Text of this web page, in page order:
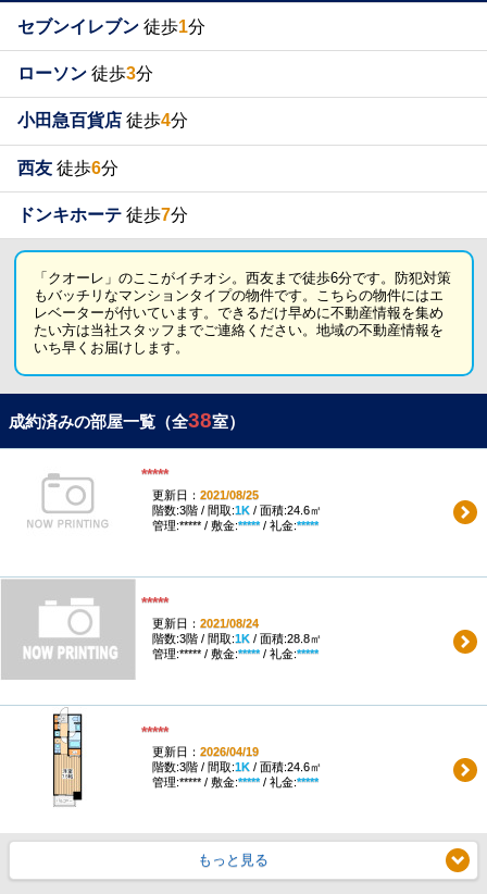
セブンイレブン 徒歩1分
ローソン 徒歩3分
小田急百貨店 徒歩4分
西友 徒歩6分
ドンキホーテ 徒歩7分
「クオーレ」のここがイチオシ。西友まで徒歩6分です。防犯対策
もバッチリなマンションタイプの物件です。こちらの物件にはエ
レベーターが付いています。できるだけ早めに不動産情報を集め
たい方は当社スタッフまでご連絡ください。地域の不動産情報を
いち早くお届けします。
成約済みの部屋一覧（全38室）
*****
更新日： 2021/08/25
階数:3階 / 間取:1K/ 面積:24.6㎡
管理:***** / 敷金:*****/ 礼金:*****
*****
更新日： 2021/08/24
階数:3階 / 間取:1K/ 面積:28.8㎡
管理:***** / 敷金:*****/ 礼金:*****
*****
更新日： 2026/04/19
階数:3階 / 間取:1K/ 面積:24.6㎡
管理:***** / 敷金:*****/ 礼金:*****
もっと見る